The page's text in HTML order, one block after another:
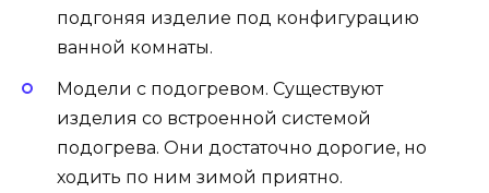
подгоняя изделие под конфигурацию
ванной комнаты.
Модели с подогревом. Существуют
изделия со встроенной системой
подогрева. Они достаточно дорогие, но
ходить по ним зимой приятно.